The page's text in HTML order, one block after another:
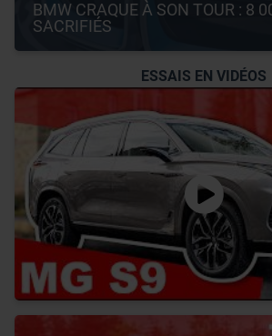
BMW CRAQUE À SON TOUR : 8
SACRIFIÉS
ESSAIS EN VIDÉOS